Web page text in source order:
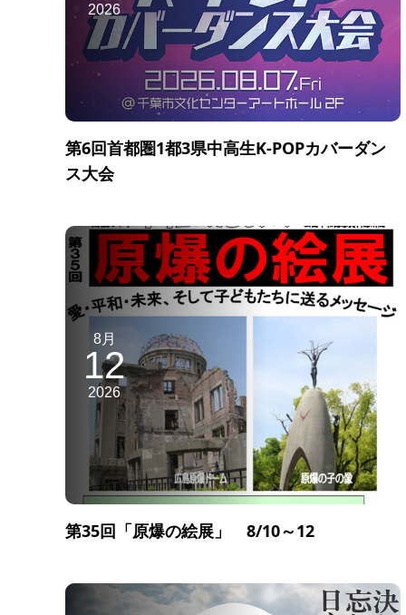
2026
第6回首都圏1都3県中高生K-POPカバーダン
ス大会
8月
12
2026
第35回「原爆の絵展」 8/10～12